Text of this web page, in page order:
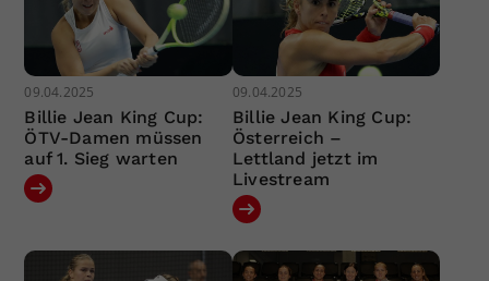
09.04.2025
Billie Jean King Cup:
ÖTV-Damen müssen
auf 1. Sieg warten
09.04.2025
Billie Jean King Cup:
Österreich –
Lettland jetzt im
Livestream